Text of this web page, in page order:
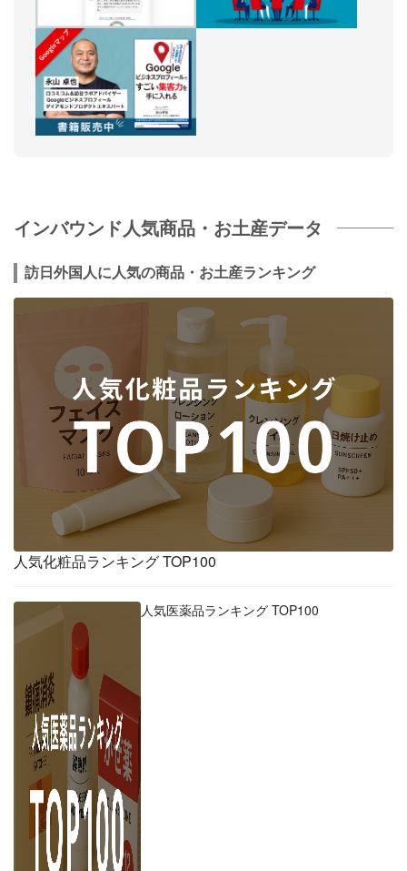
インバウンド人気商品・お土産データ
訪日外国人に人気の商品・お土産ランキング
人気化粧品ランキング TOP100
人気医薬品ランキング TOP100